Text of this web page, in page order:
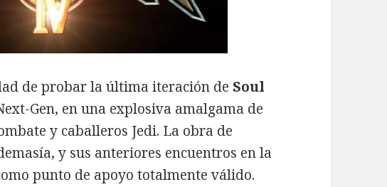
de probar la última iteración deSoul
Gen, en una explosiva amalgama de
y caballeros Jedi. La obra de
y sus anteriores encuentros en la
punto de apoyo totalmente válido.